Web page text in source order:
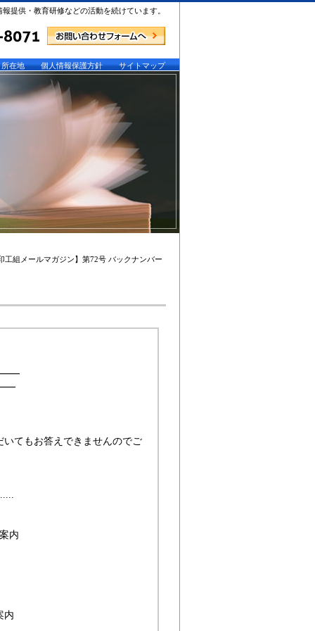
提供・教育研修などの活動を続けています。
所在地 個人情報保護方針 サイトマップ
組メールマガジン】第72号 バックナンバー
てもお答えできませんのでご
内
内